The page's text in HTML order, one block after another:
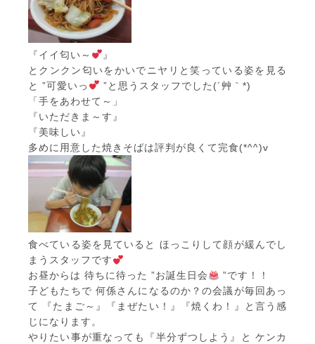
『イイ匂い～
』
とクンクン匂いをかいでニヤリと笑っている姿を見る
と ”可愛いっ
”と思うスタッフでした(´艸｀*)
「手をあわせて～」
『いただきま～す』
『美味しい』
多めに用意した焼きそばは評判が良くて完食(*^^)v
食べている姿を見ていると ほっこりして顔が緩んでし
まうスタッフです
お昼からは 待ちに待った ”お誕生日会
”です！！
子どもたちで 何係さんになるのか？の会議が毎回あっ
て 『たまご～』『まぜたい！』『焼くわ！』と言う感
じになります。
やりたい事が重なっても『半分ずつしよう』と ケンカ